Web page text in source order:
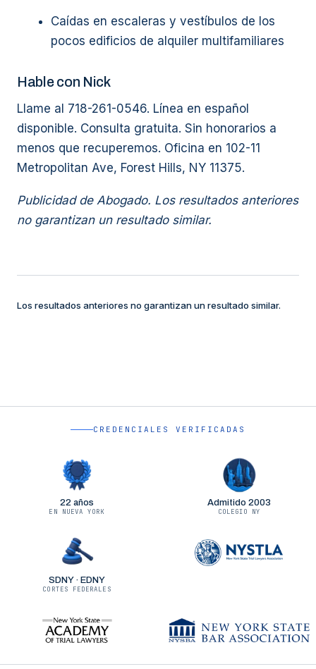
Caídas en escaleras y vestíbulos de los
pocos edificios de alquiler multifamiliares
Hable con Nick
Llame al 718-261-0546. Línea en español
disponible. Consulta gratuita. Sin honorarios a
menos que recuperemos. Oficina en 102-11
Metropolitan Ave, Forest Hills, NY 11375.
Publicidad de Abogado. Los resultados anteriores
no garantizan un resultado similar.
Los resultados anteriores no garantizan un resultado similar.
CREDENCIALES VERIFICADAS
22 años
EN NUEVA YORK
Admitido 2003
COLEGIO NY
SDNY · EDNY
CORTES FEDERALES